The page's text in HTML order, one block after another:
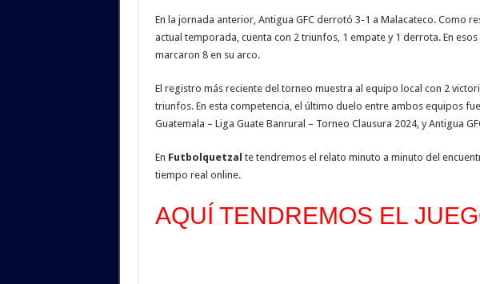
En la jornada anterior, Antigua GFC derrotó 3-1 a Malacateco. Como
actual temporada, cuenta con 2 triunfos, 1 empate y 1 derrota. En
marcaron 8 en su arco.
El registro más reciente del torneo muestra al equipo local con 2
triunfos. En esta competencia, el último duelo entre ambos equipos
Guatemala – Liga Guate Banrural – Torneo Clausura 2024, y Antigua
En Futbolquetzal te tendremos el relato minuto a minuto del
tiempo real online.
AQUÍ TENDREMOS EL